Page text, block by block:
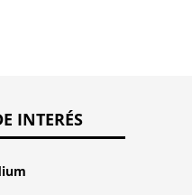
INTERÉS